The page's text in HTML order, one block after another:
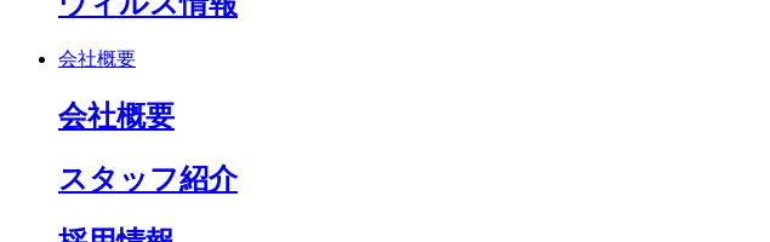
会社概要
会社概要
スタッフ紹介